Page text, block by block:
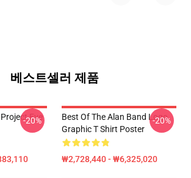
베스트셀러 제품
Eye
-20%
Best Of The Alan Band Logo
Graphic T Shirt Poster
₩2,728,440 - ₩6,325,020
-20%